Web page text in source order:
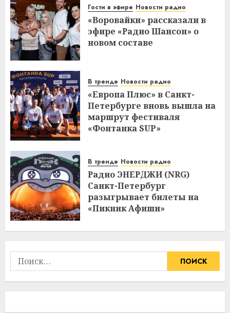
Гости в эфире Новости радио
«Воровайки» рассказали в
эфире «Радио Шансон» о
новом составе
В тренде Новости радио
«Европа Плюс» в Санкт-
Петербурге вновь вышла на
маршрут фестиваля
«Фонтанка SUP»
В тренде Новости радио
Радио ЭНЕРДЖИ (NRG)
Санкт-Петербург
разыгрывает билеты на
«Пикник Афиши»
Найти: